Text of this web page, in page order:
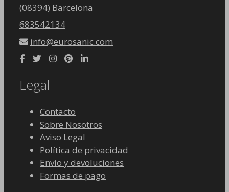
(08394) Barcelona
683542134
info@eurosanic.com
Legal
Contacto
Sobre Nosotros
Aviso Legal
Política de privacidad
Envío y devoluciones
Formas de pago